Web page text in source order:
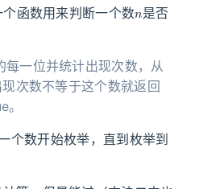
函数用来判断一个数 是否
每一位并统计出现次数，从
次数不等于这个数就返回
个数开始枚举，直到枚举到